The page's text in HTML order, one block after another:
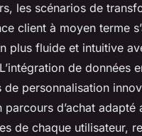
les scénarios de
client à moyen terme
plus fluide et intuitive
de données
de personnalisation
parcours d’achat adapté
de chaque utilisateur,